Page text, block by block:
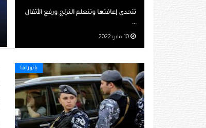
تتحدى إعاقتها وتتعلم التزلج ورفع الأثقال
...
بانوراما